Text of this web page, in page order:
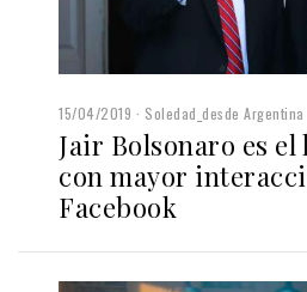
15/04/2019 Soledad_desde Argentina
Jair Bolsonaro es
con mayor
Facebook